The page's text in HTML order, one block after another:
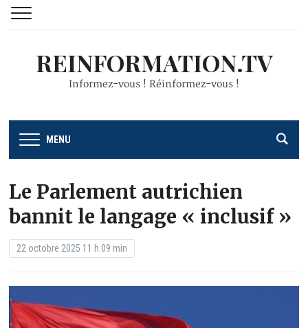
REINFORMATION.TV
Informez-vous ! Réinformez-vous !
MENU
Le Parlement autrichien
bannit le langage « inclusif »
22 octobre 2025 11 h 09 min